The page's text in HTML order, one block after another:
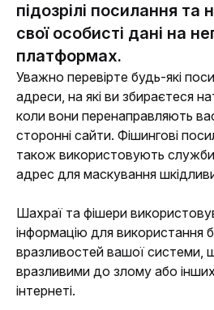
підозрілі посилання та
свої особисті дані на
платформах.
Уважно перевірте будь-які
адреси, на які ви збираєтеся
коли вони перенаправляють
сторонні сайти. Фішингові
також використовують
адрес для маскування
Шахраї та фішери
інформацію для використання
вразливостей вашої системи,
вразливими до злому або
інтернеті.